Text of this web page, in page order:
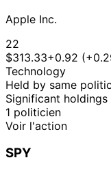
Apple Inc.
22
$313.33+0.92
Technology
Held by same
Significant holdings
1 politicien
Voir l'action
SPY